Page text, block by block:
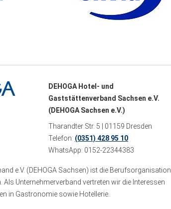
DEHOGA Hotel- und
Gaststättenverband Sachsen e.V.
(DEHOGA Sachsen e.V.)
Tharandter Str. 5 | 01159 Dresden
Telefon: (0351) 428 95 10
WhatsApp: 0152-22344383
e.V. (DEHOGA Sachsen) ist die Berufsorganisation
Als Unternehmerverband vertreten wir die Interessen
in Gastronomie sowie Hotellerie.